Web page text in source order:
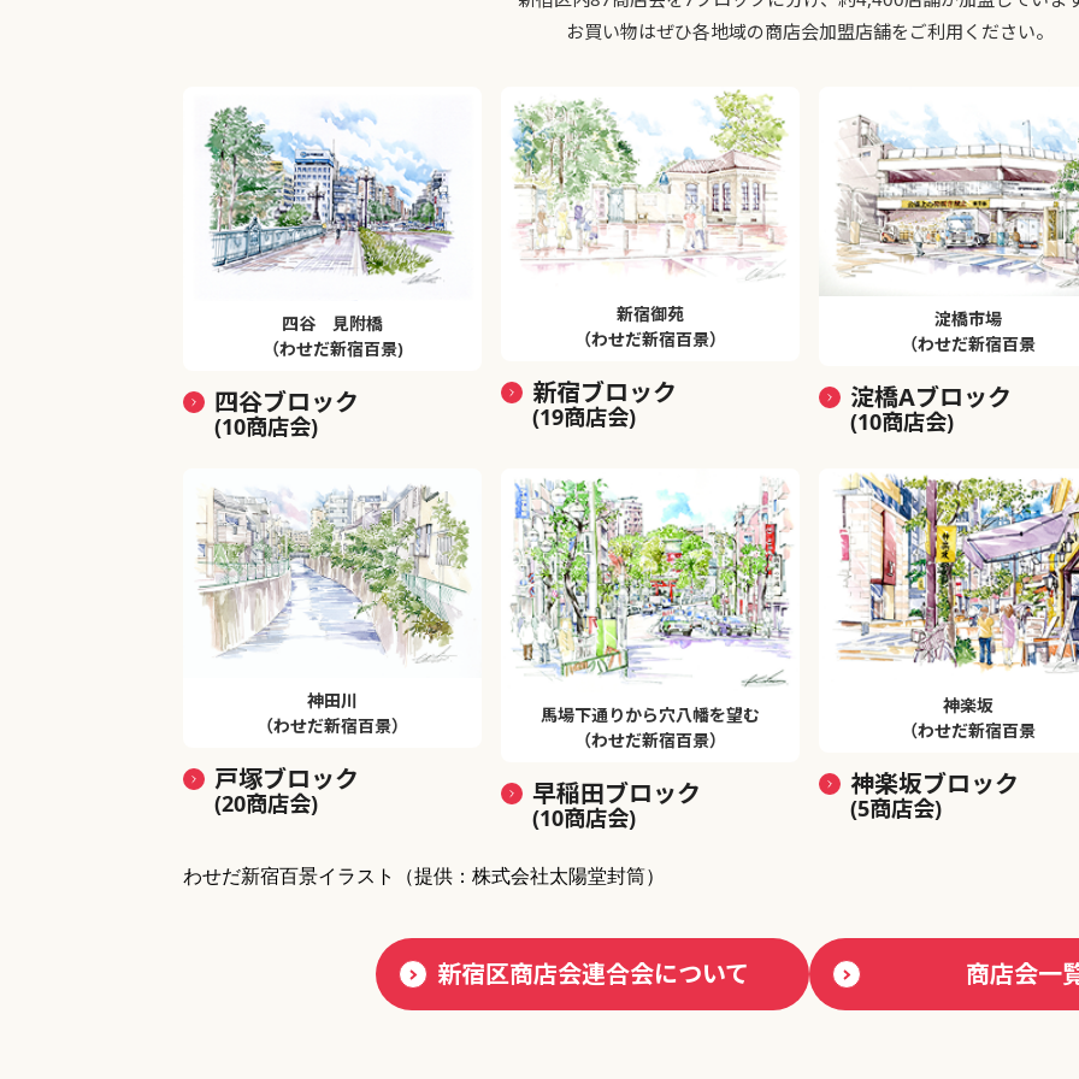
お買い物はぜひ各地域の商店会加盟店舗をご利用ください。
四谷 見附橋
（わせだ新宿百景)
四谷ブロック
(10商店会)
新宿御苑
（わせだ新宿百景）
新宿ブロック
(19商店会)
淀橋市場
（わせだ新宿百景
淀橋Aブロック
(10商店会)
神田川
（わせだ新宿百景）
戸塚ブロック
(20商店会)
馬場下通りから穴八幡を望む
（わせだ新宿百景）
早稲田ブロック
(10商店会)
神楽坂
（わせだ新宿百景
神楽坂ブロック
(5商店会)
わせだ新宿百景イラスト （提供：株式会社太陽堂封筒）
新宿区商店会連合会について 商店会一